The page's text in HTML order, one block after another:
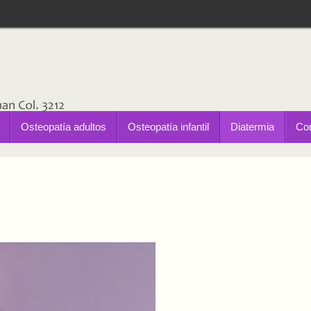
Osteopatía adultos Osteopatía infantil Diatermia